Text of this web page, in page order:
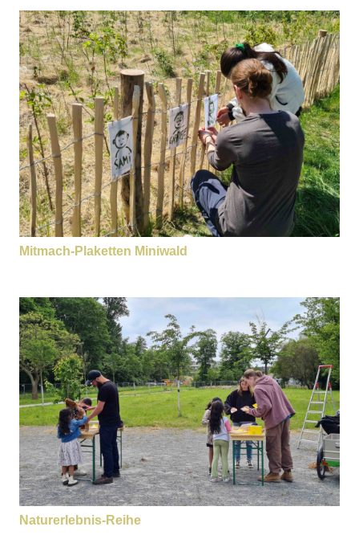
Mitmach-Plaketten Miniwald
Naturerlebnis-Reihe